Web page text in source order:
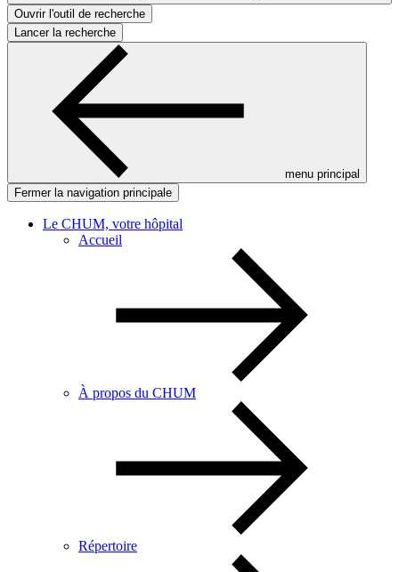
Ouvrir l'outil de recherche
Lancer la recherche
menu principal
Fermer la navigation principale
Le CHUM, votre hôpital
Accueil
À propos du CHUM
Répertoire